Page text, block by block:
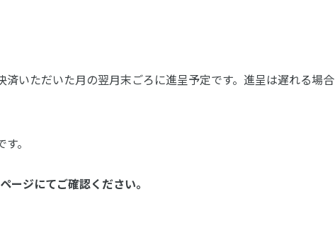
いただいた月の翌月末ごろに進呈予定です。進呈は遅れる場合
。
ージにてご確認ください。